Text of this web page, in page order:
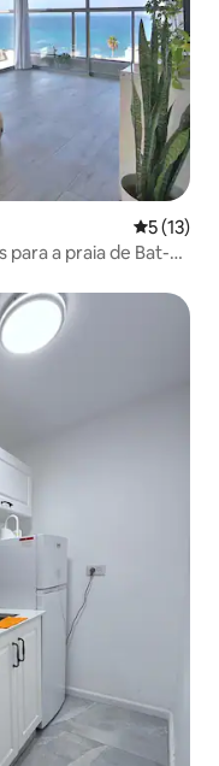
5 de uma
5 (13)
para a praia de Bat-